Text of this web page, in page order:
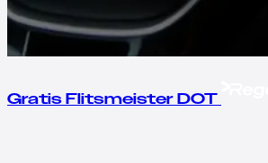
Gratis Flitsmeister DOT